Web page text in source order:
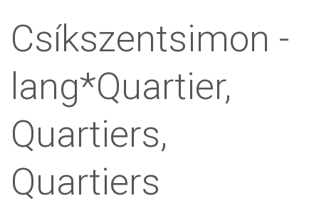
Csíkszentsimon -
lang*Quartier,
Quartiers,
Quartiers